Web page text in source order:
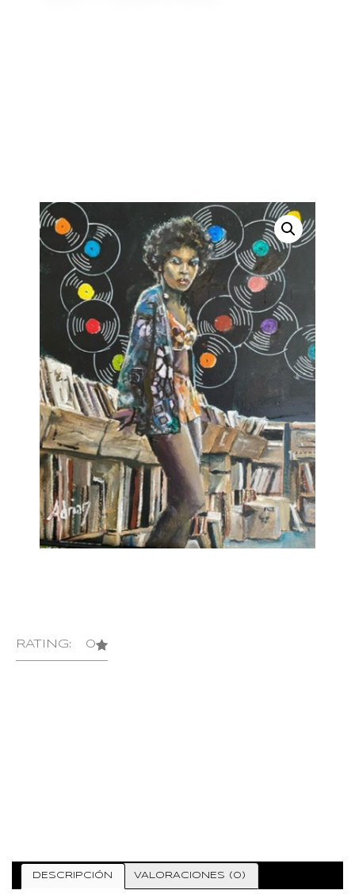
RATING: 0
DESCRIPCIÓN VALORACIONES (0)